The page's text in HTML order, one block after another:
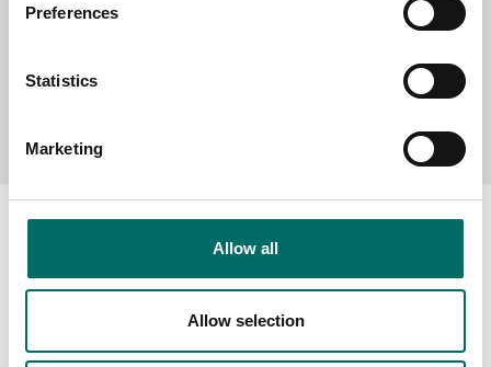
Preferences
Statistics
Marketing
Allow all
Allow selection